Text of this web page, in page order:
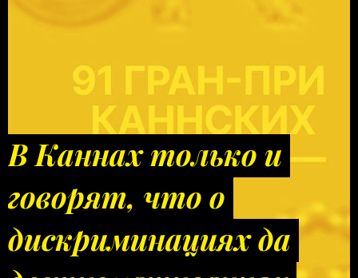
В Каннах только и
говорят, что о
дискриминациях да